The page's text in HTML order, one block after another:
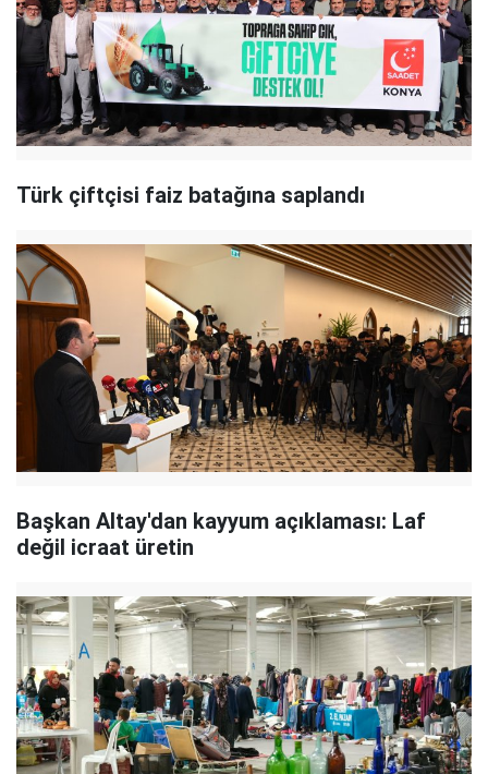
Türk çiftçisi faiz batağına saplandı
Başkan Altay'dan kayyum açıklaması: Laf
değil icraat üretin